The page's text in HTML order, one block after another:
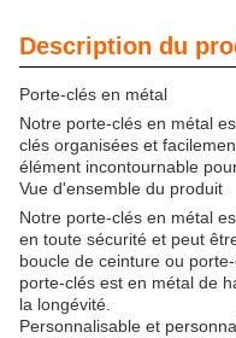
Description du
Porte-clés en métal
Notre porte-clés en métal
clés organisées et
élément incontournable
Vue d'ensemble du produit
Notre porte-clés en métal
en toute sécurité et peut
boucle de ceinture ou
porte-clés est en métal de
la longévité.
Personnalisable et